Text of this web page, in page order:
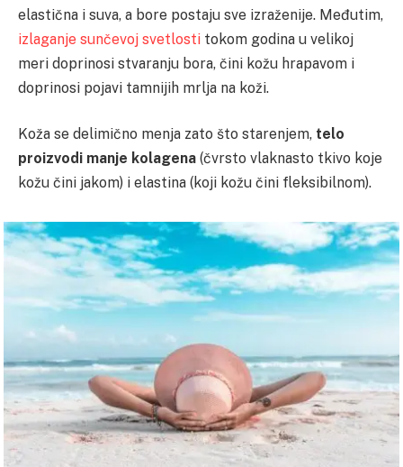
elastična i suva, a bore postaju sve izraženije. Međutim,
izlaganje sunčevoj svetlosti tokom godina u velikoj
meri doprinosi stvaranju bora, čini kožu hrapavom i
doprinosi pojavi tamnijih mrlja na koži.
Koža se delimično menja zato što starenjem, telo
proizvodi manje kolagena (čvrsto vlaknasto tkivo koje
kožu čini jakom) i elastina (koji kožu čini fleksibilnom).